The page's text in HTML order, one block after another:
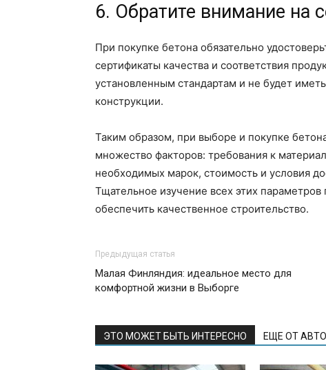
6. Обратите внимание на
При покупке бетона обязательно
сертификаты качества и соответствия
установленным стандартам и не будет
конструкции.
Таким образом, при выборе и покупке
множество факторов: требования к
необходимых марок, стоимость и условия
Тщательное изучение всех этих
обеспечить качественное строительство.
Предыдущая статья
Малая Финляндия: идеальное место для
комфортной жизни в Выборге
ЭТО МОЖЕТ БЫТЬ ИНТЕРЕСНО ЕЩЕ ОТ